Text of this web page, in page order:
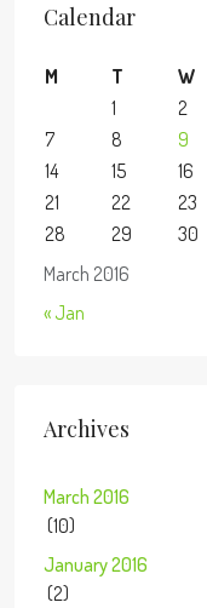
Calendar
March 2016
M T W
1
2
7
8 9
14
15 16
21
22 23
28
29 30
« Jan
Archives
March 2016
(10)
January 2016
(2)